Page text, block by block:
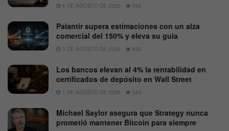
6 DE AGOSTO DE 2026 559
Palantir supera estimaciones con un alza
comercial del 150% y eleva su guía
3 DE AGOSTO DE 2026 632
Los bancos elevan al 4% la rentabilidad en
certificados de depósito en Wall Street
1 DE AGOSTO DE 2026 583
Michael Saylor asegura que Strategy nunca
prometió mantener Bitcoin para siempre